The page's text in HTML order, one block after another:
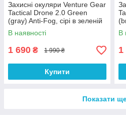
Захисні окуляри Venture Gear
Tactical Drone 2.0 Green
(gray) Anti-Fog, сірі в зеленій
оправі
В наявності
1 690 ₴ 1 990 ₴
Купити
В
1
Показати